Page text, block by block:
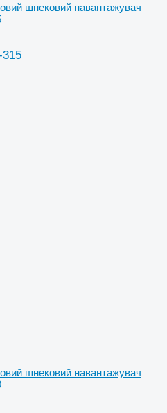
шнековий навантажувач
шнековий навантажувач